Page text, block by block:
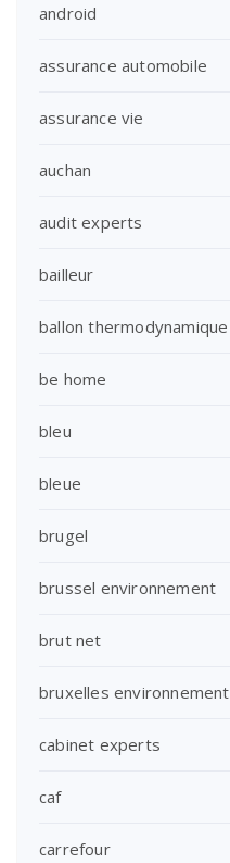
android
assurance automobile
assurance vie
auchan
audit experts
bailleur
ballon thermodynamique
be home
bleu
bleue
brugel
brussel environnement
brut net
bruxelles environnement
cabinet experts
caf
carrefour